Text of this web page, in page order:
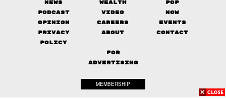
News Wealth
Pop
Podcast
Video
Now
Opinion
Careers
Events
Privacy
Policy
About Contact
FOR
ADVERTISING
MEMBERSHIP